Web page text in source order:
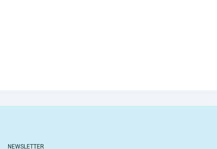
NEWSLETTER